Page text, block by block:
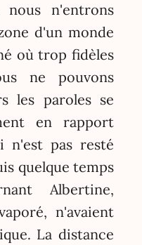
nous n'entrons
d'un monde
où trop fidèles
ne pouvons
les paroles se
en rapport
n'est pas resté
quelque temps
Albertine,
n'avaient
La distance